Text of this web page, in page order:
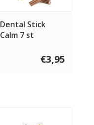
Dental Stick
Calm 7 st
€3,95